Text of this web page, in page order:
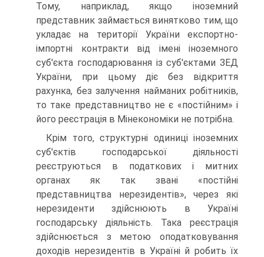
Тому, наприклад, якщо іноземний
представник займається винятко­во тим, що
укладає на території України експортно-
імпортні контр­акти від імені іноземного
суб'єкта господарювання із суб'єктами ЗЕД
України, при цьому діє без відкриття
рахунка, без залучення найманих робітників,
то таке представництво не є «постійним» і
його реєстрація в Мінекономіки не потрібна.
Крім того, структурні одиниці іноземних
суб'єктів господарської діяльності
реєструються в податкових і митних
органах як так звані «постійні
представництва нерезидентів», через які
нерезиденти здійснюють в Україні
господарську діяльність. Така реєстрація
здійснюється з метою оподатковування
доходів нерезидентів в Укра­їні й робить їх